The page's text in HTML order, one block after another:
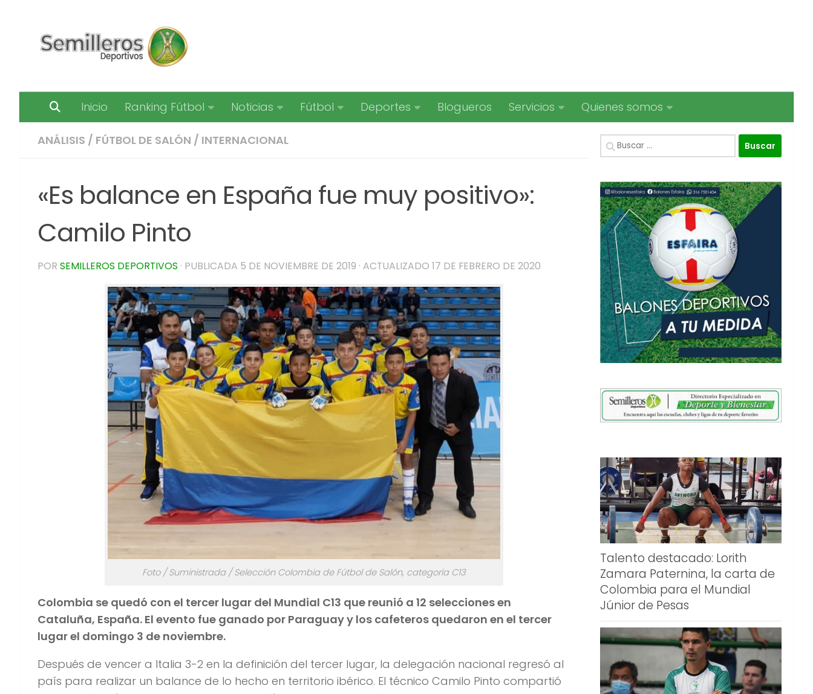
Inicio Ranking Fútbol Noticias Fútbol Deportes Blogueros Servicios Quienes somos
ANÁLISIS / FÚTBOL DE SALÓN / INTERNACIONAL
«Es balance en España fue muy positivo»:
Camilo Pinto
POR SEMILLEROS DEPORTIVOS · PUBLICADA 5 DE NOVIEMBRE DE 2019 · ACTUALIZADO 17 DE FEBRERO DE 2020
Foto / Suministrada / Selección Colombia de Fútbol de Salón, categoría C13
Colombia se quedó con el tercer lugar del Mundial C13 que reunió a 12 selecciones en
Cataluña, España. El evento fue ganado por Paraguay y los cafeteros quedaron en el tercer
lugar el domingo 3 de noviembre.
Después de vencer a Italia 3-2 en la definición del tercer lugar, la delegación nacional regresó al
país para realizar un balance de lo hecho en territorio ibérico. El técnico Camilo Pinto compartió
Buscar:
Talento destacado: Lorith
Zamara Paternina, la carta de
Colombia para el Mundial
Júnior de Pesas